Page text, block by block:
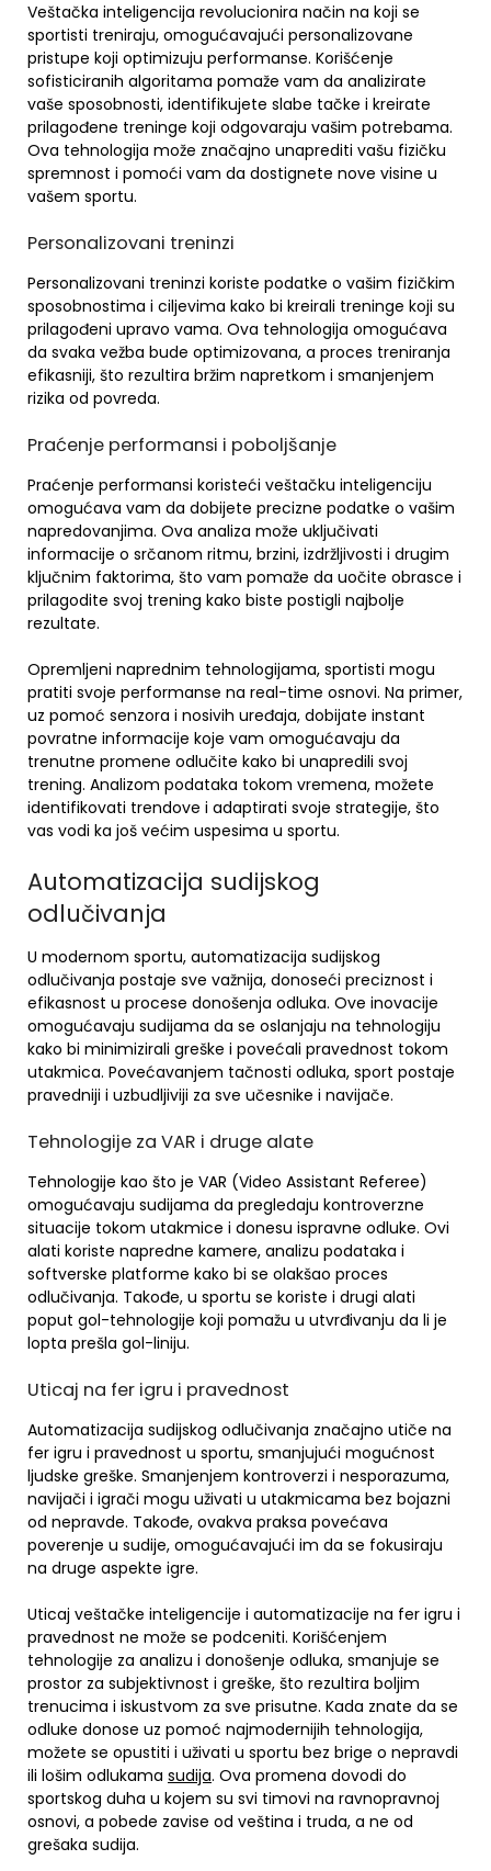
Veštačka inteligencija revolucionira način na koji se
sportisti treniraju, omogućavajući personalizovane
pristupe koji optimizuju performanse. Korišćenje
sofisticiranih algoritama pomaže vam da analizirate
vaše sposobnosti, identifikujete slabe tačke i kreirate
prilagođene treninge koji odgovaraju vašim potrebama.
Ova tehnologija može značajno unaprediti vašu fizičku
spremnost i pomoći vam da dostignete nove visine u
vašem sportu.
Personalizovani treninzi
Personalizovani treninzi koriste podatke o vašim fizičkim
sposobnostima i ciljevima kako bi kreirali treninge koji su
prilagođeni upravo vama. Ova tehnologija omogućava
da svaka vežba bude optimizovana, a proces treniranja
efikasniji, što rezultira bržim napretkom i smanjenjem
rizika od povreda.
Praćenje performansi i poboljšanje
Praćenje performansi koristeći veštačku inteligenciju
omogućava vam da dobijete precizne podatke o vašim
napredovanjima. Ova analiza može uključivati
informacije o srčanom ritmu, brzini, izdržljivosti i drugim
ključnim faktorima, što vam pomaže da uočite obrasce i
prilagodite svoj trening kako biste postigli najbolje
rezultate.
Opremljeni naprednim tehnologijama, sportisti mogu
pratiti svoje performanse na real-time osnovi. Na primer,
uz pomoć senzora i nosivih uređaja, dobijate instant
povratne informacije koje vam omogućavaju da
trenutne promene odlučite kako bi unapredili svoj
trening. Analizom podataka tokom vremena, možete
identifikovati trendove i adaptirati svoje strategije, što
vas vodi ka još većim uspesima u sportu.
Automatizacija sudijskog
odlučivanja
U modernom sportu, automatizacija sudijskog
odlučivanja postaje sve važnija, donoseći preciznost i
efikasnost u procese donošenja odluka. Ove inovacije
omogućavaju sudijama da se oslanjaju na tehnologiju
kako bi minimizirali greške i povećali pravednost tokom
utakmica. Povećavanjem tačnosti odluka, sport postaje
pravedniji i uzbudljiviji za sve učesnike i navijače.
Tehnologije za VAR i druge alate
Tehnologije kao što je VAR (Video Assistant Referee)
omogućavaju sudijama da pregledaju kontroverzne
situacije tokom utakmice i donesu ispravne odluke. Ovi
alati koriste napredne kamere, analizu podataka i
softverske platforme kako bi se olakšao proces
odlučivanja. Takođe, u sportu se koriste i drugi alati
poput gol-tehnologije koji pomažu u utvrđivanju da li je
lopta prešla gol-liniju.
Uticaj na fer igru i pravednost
Automatizacija sudijskog odlučivanja značajno utiče na
fer igru i pravednost u sportu, smanjujući mogućnost
ljudske greške. Smanjenjem kontroverzi i nesporazuma,
navijači i igrači mogu uživati u utakmicama bez bojazni
od nepravde. Takođe, ovakva praksa povećava
poverenje u sudije, omogućavajući im da se fokusiraju
na druge aspekte igre.
Uticaj veštačke inteligencije i automatizacije na fer igru i
pravednost ne može se podceniti. Korišćenjem
tehnologije za analizu i donošenje odluka, smanjuje se
prostor za subjektivnost i greške, što rezultira boljim
trenucima i iskustvom za sve prisutne. Kada znate da se
odluke donose uz pomoć najmodernijih tehnologija,
možete se opustiti i uživati u sportu bez brige o nepravdi
ili lošim odlukama sudija. Ova promena dovodi do
sportskog duha u kojem su svi timovi na ravnopravnoj
osnovi, a pobede zavise od veština i truda, a ne od
grešaka sudija.